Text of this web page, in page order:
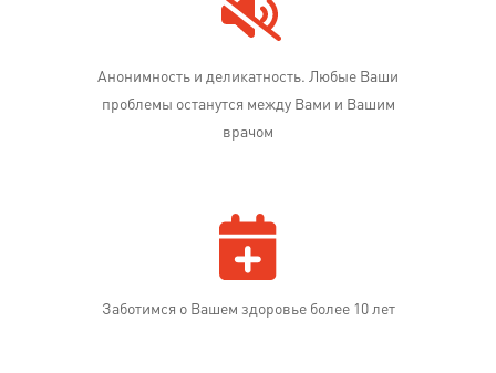
Анонимность и деликатность. Любые Ваши
проблемы останутся между Вами и Вашим
врачом
Заботимся о Вашем здоровье более 10 лет